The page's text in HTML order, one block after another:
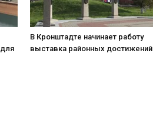
В Кронштадте начинает работу
выставка районных достижений